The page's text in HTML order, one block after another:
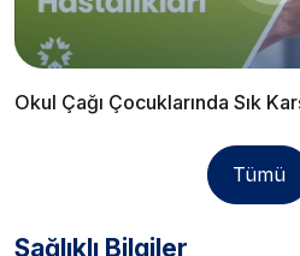
Okul Çağı Çocuklarında Sık
Tümü
Sağlıklı Bilgiler